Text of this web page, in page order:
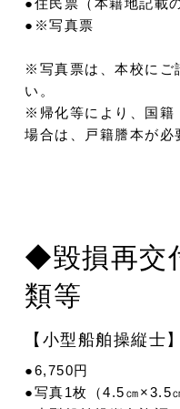
●※写真票
※写真票は、本校にご
い。
※帰化等により、国籍
場合は、戸籍謄本が必
◆毀損再交
類等
【小型船舶操縦士】
●6,750円
●写真1枚（4.5㎝×3.5